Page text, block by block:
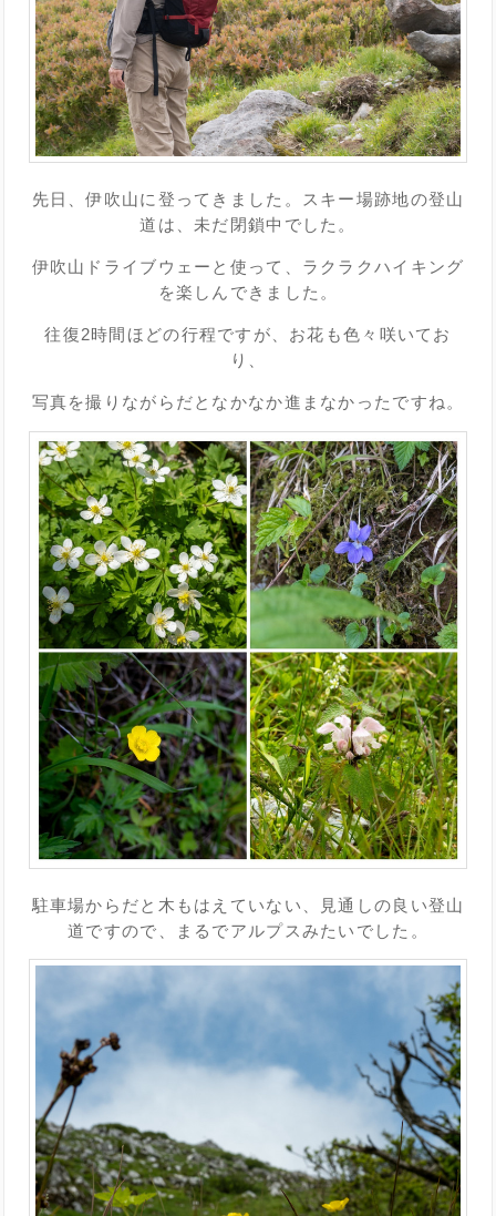
先日、伊吹山に登ってきました。スキー場跡地の登山
道は、未だ閉鎖中でした。
伊吹山ドライブウェーと使って、ラクラクハイキング
を楽しんできました。
往復2時間ほどの行程ですが、お花も色々咲いてお
り、
写真を撮りながらだとなかなか進まなかったですね。
駐車場からだと木もはえていない、見通しの良い登山
道ですので、まるでアルプスみたいでした。